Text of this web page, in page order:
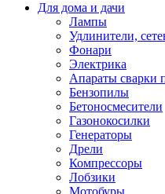
Для дома и дачи
Лампы
Удлинители,
Фонари
Электрика
Апараты сварки
Бензопилы
Бетоносмесители
Газонокосилки
Генераторы
Дрели
Компрессоры
Лобзики
Мотобуры